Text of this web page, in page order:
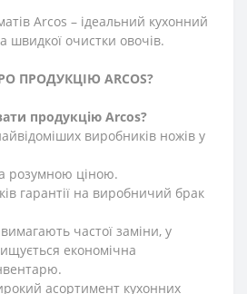
Arcos – ідеальний кухонний
швидкої очистки овочів.
ПРОДУКЦІЮ ARCOS?
продукцію Arcos?
виробників ножів у
розумною ціною.
гарантії на виробничий брак
частої заміни, у
економічна
асортимент кухонних